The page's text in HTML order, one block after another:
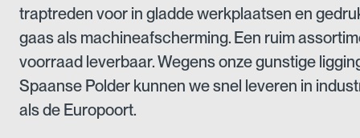
traptreden voor in gladde werkplaatsen en
gaas als machineafscherming. Een ruim
voorraad leverbaar. Wegens onze gunstige
Spaanse Polder kunnen we snel leveren in
als de Europoort.